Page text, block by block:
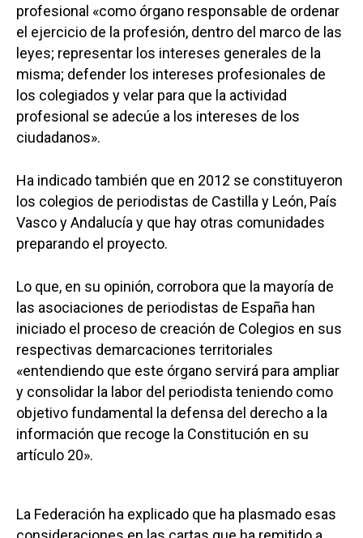
profesional «como órgano responsable de ordenar
el ejercicio de la profesión, dentro del marco de las
leyes; representar los intereses generales de la
misma; defender los intereses profesionales de
los colegiados y velar para que la actividad
profesional se adecúe a los intereses de los
ciudadanos».
Ha indicado también que en 2012 se constituyeron
los colegios de periodistas de Castilla y León, País
Vasco y Andalucía y que hay otras comunidades
preparando el proyecto.
Lo que, en su opinión, corrobora que la mayoría de
las asociaciones de periodistas de España han
iniciado el proceso de creación de Colegios en sus
respectivas demarcaciones territoriales
«entendiendo que este órgano servirá para ampliar
y consolidar la labor del periodista teniendo como
objetivo fundamental la defensa del derecho a la
información que recoge la Constitución en su
artículo 20».
La Federación ha explicado que ha plasmado esas